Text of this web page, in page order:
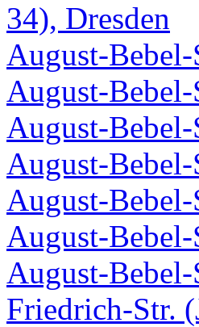
34), Dresden
August-Bebel-
August-Bebel-
August-Bebel-
August-Bebel-
August-Bebel-
August-Bebel-
August-Bebel-
Friedrich-Str.